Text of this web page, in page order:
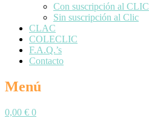
Con suscripción al CLIC
Sin suscripción al Clic
CLAC
COLECLIC
F.A.Q.’s
Contacto
Menú
0,00 € 0